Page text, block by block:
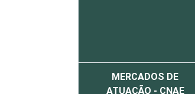
MERCADOS DE
ATUAÇÃO - CNAE